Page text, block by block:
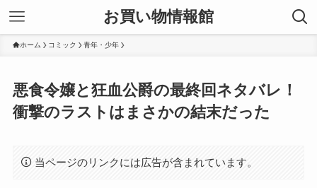
お買い物情報館
ホーム コミック 青年・少年
悪食令嬢と狂血公爵の最終回ネタバレ！
衝撃のラストはまさかの結末だった
当ページのリンクには広告が含まれています。